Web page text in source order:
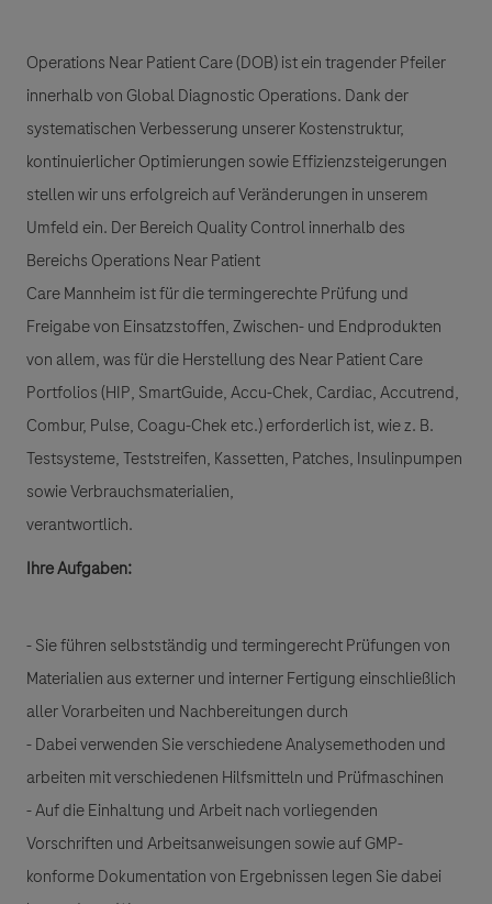
Operations Near Patient Care (DOB) ist ein tragender Pfeiler
innerhalb von Global Diagnostic Operations. Dank der
systematischen Verbesserung unserer Kostenstruktur,
kontinuierlicher Optimierungen sowie Effizienzsteigerungen
stellen wir uns erfolgreich auf Veränderungen in unserem
Umfeld ein. Der Bereich Quality Control innerhalb des
Bereichs Operations Near Patient
Care Mannheim ist für die termingerechte Prüfung und
Freigabe von Einsatzstoffen, Zwischen- und Endprodukten
von allem, was für die Herstellung des Near Patient Care
Portfolios (HIP, SmartGuide, Accu-Chek, Cardiac, Accutrend,
Combur, Pulse, Coagu-Chek etc.) erforderlich ist, wie z. B.
Testsysteme, Teststreifen, Kassetten, Patches, Insulinpumpen
sowie Verbrauchsmaterialien,
verantwortlich.
Ihre Aufgaben:
- Sie führen selbstständig und termingerecht Prüfungen von
Materialien aus externer und interner Fertigung einschließlich
aller Vorarbeiten und Nachbereitungen durch
- Dabei verwenden Sie verschiedene Analysemethoden und
arbeiten mit verschiedenen Hilfsmitteln und Prüfmaschinen
- Auf die Einhaltung und Arbeit nach vorliegenden
Vorschriften und Arbeitsanweisungen sowie auf GMP-
konforme Dokumentation von Ergebnissen legen Sie dabei